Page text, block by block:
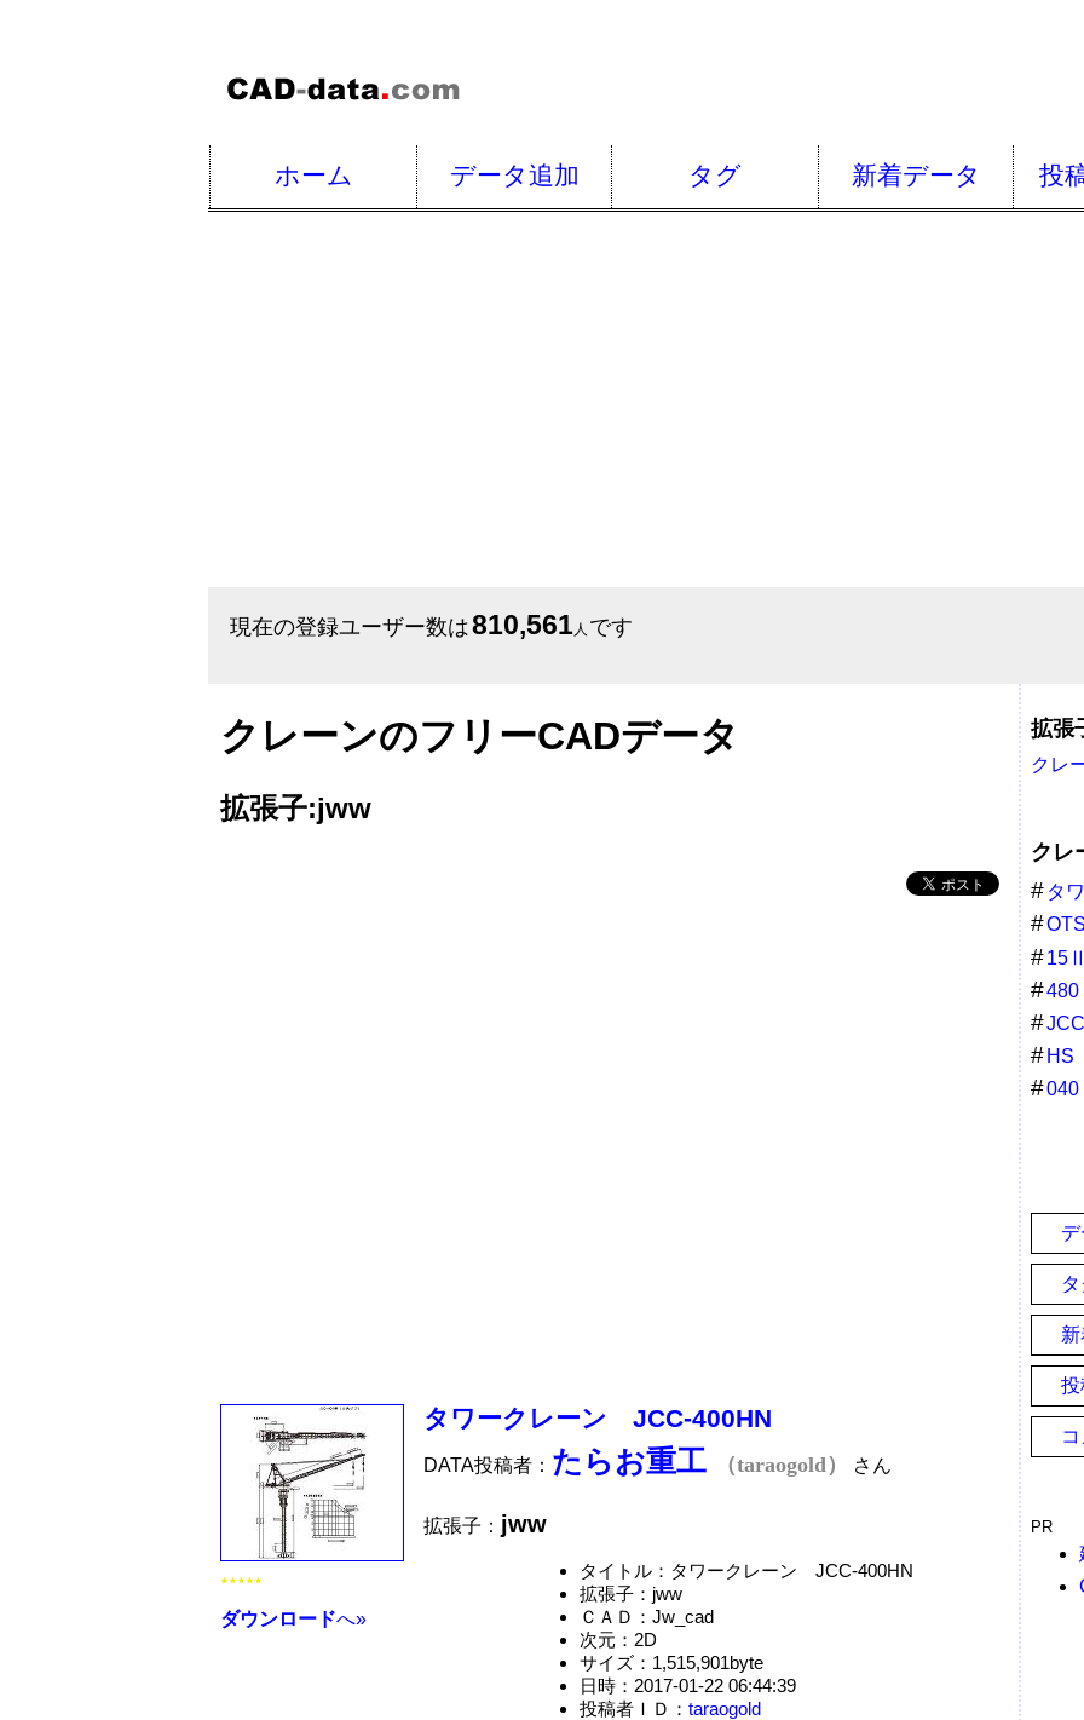
ホーム データ追加 タグ 新着データ 投
現在の登録ユーザー数は810,561人 です
クレーンのフリーCADデータ
拡張子:jww
★★★★★
ダウンロードへ»
タワークレーン JCC-400HN
DATA投稿者： たらお重工 （taraogold） さん
拡張子： jww
タイトル：タワークレーン JCC-400HN
拡張子：jww
ＣＡＤ：Jw_cad
次元：2D
サイズ：1,515,901byte
日時：2017-01-22 06:44:39
投稿者ＩＤ： taraogold
拡張
クレ
クレ
タ
OTS
15Ⅱ
480
JCC
HS
デ
投
PR